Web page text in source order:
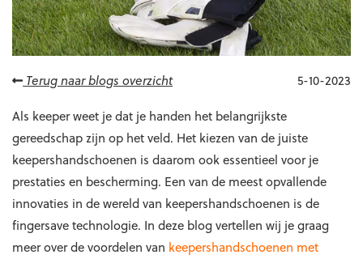
Terug naar blogs overzicht
5-10-2023
Als keeper weet je dat je handen het belangrijkste
gereedschap zijn op het veld. Het kiezen van de juiste
keepershandschoenen is daarom ook essentieel voor je
prestaties en bescherming. Een van de meest opvallende
innovaties in de wereld van keepershandschoenen is de
fingersave technologie. In deze blog vertellen wij je graag
meer over de voordelen van keepershandschoenen met